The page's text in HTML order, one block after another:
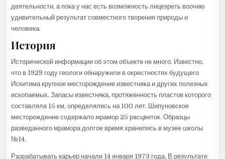
деятельности, а пока у нас есть возможность лицезреть воочию
удивительный результат совместного творения природы и
человека.
История
Исторической информации об этом объекте не много. Известно,
что в 1929 году геологи обнаружили в окрестностях будущего
Искитима крупное месторождение известняка и других полезных
ископаемых. Запасы известняка, протяженность пластов которого
составляла 15 км, определялись на 100 лет. Шипуновское
месторождение содержало мрамор 25 расцветок. Образцы
разведанного мрамора долгое время хранились в музее школы
№14.
Разрабатывать карьер начали 14 января 1973 года. В результате